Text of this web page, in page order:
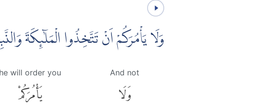
وَلَا يَأْمُرَكُمْ اَنْ تَتَّخِذُوا الْمَلٰۤىِٕكَةَ
And not
وَلَا
he will order you
يَأْمُرَكُمْ